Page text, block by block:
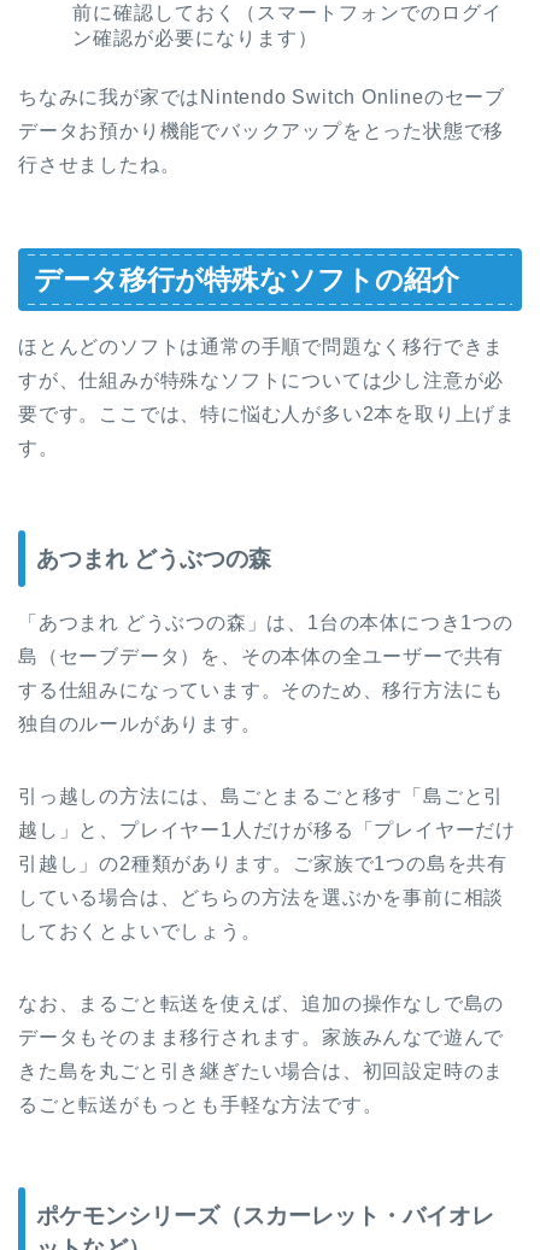
前に確認しておく（スマートフォンでのログイ
ン確認が必要になります）
ちなみに我が家ではNintendo Switch Onlineのセーブ
データお預かり機能でバックアップをとった状態で移
行させましたね。
データ移行が特殊なソフトの紹介
ほとんどのソフトは通常の手順で問題なく移行できま
すが、仕組みが特殊なソフトについては少し注意が必
要です。ここでは、特に悩む人が多い2本を取り上げま
す。
あつまれ どうぶつの森
「あつまれ どうぶつの森」は、1台の本体につき1つの
島（セーブデータ）を、その本体の全ユーザーで共有
する仕組みになっています。そのため、移行方法にも
独自のルールがあります。
引っ越しの方法には、島ごとまるごと移す「島ごと引
越し」と、プレイヤー1人だけが移る「プレイヤーだけ
引越し」の2種類があります。ご家族で1つの島を共有
している場合は、どちらの方法を選ぶかを事前に相談
しておくとよいでしょう。
なお、まるごと転送を使えば、追加の操作なしで島の
データもそのまま移行されます。家族みんなで遊んで
きた島を丸ごと引き継ぎたい場合は、初回設定時のま
るごと転送がもっとも手軽な方法です。
ポケモンシリーズ（スカーレット・バイオレ